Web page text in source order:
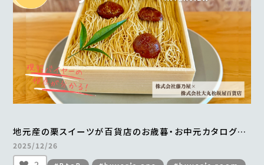
地元産の栗スイーツが百貨店のお歳暮・お中元カタログに
掲載され、年間700万円以上の売上を実現
＜from buyer’s one＞
2025/12/26